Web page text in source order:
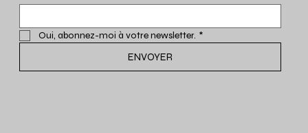
Oui, abonnez-moi à votre newsletter. *
ENVOYER